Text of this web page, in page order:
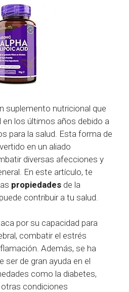
suplemento nutricional que
en los últimos años debido a
para la salud. Esta forma de
en un aliado
diversas afecciones y
En este artículo, te
propiedades de la
contribuir a tu salud.
por su capacidad para
combatir el estrés
Además, se ha
ser de gran ayuda en el
como la diabetes,
condiciones